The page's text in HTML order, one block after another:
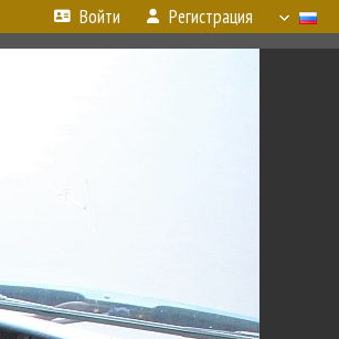
Войти Регистрация